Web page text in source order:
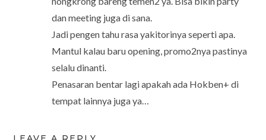
dan meeting juga di sana.
Jadi pengen tahu rasa yakitorinya seperti apa.
Mantul kalau baru opening, promo2nya pastinya
selalu dinanti.
Penasaran bentar lagi apakah ada Hokben+ di
tempat lainnya juga ya…